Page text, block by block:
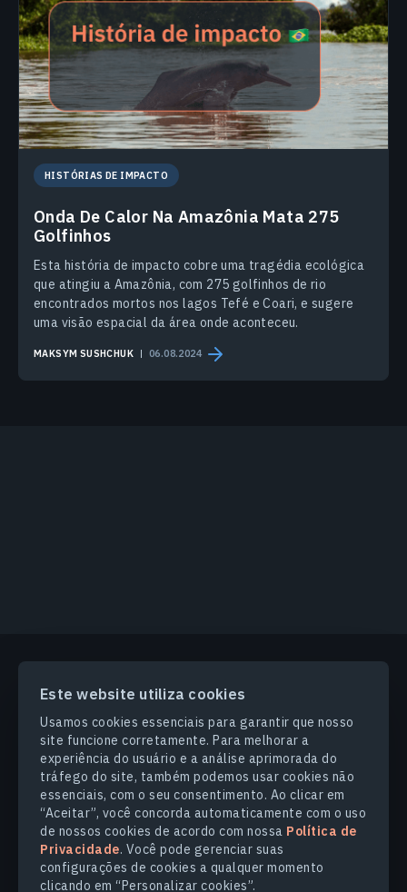
Este website utiliza cookies
Usamos cookies essenciais para garantir que nosso
site funcione corretamente. Para melhorar a
experiência do usuário e a análise aprimorada do
tráfego do site, também podemos usar cookies não
essenciais, com o seu consentimento. Ao clicar em
“Aceitar”, você concorda automaticamente com o uso
de nossos cookies de acordo com nossa Política de
Privacidade. Você pode gerenciar suas
configurações de cookies a qualquer momento
clicando em “Personalizar cookies”.
HISTÓRIAS DE IMPACTO
Onda De Calor Na Amazônia Mata 275
Golfinhos
Esta história de impacto cobre uma tragédia ecológica
que atingiu a Amazônia, com 275 golfinhos de rio
encontrados mortos nos lagos Tefé e Coari, e sugere
uma visão espacial da área onde aconteceu.
MAKSYM SUSHCHUK 06.08.2024
PRODUCTS & SOLUTIONS
SETORES
COMPANHIA
EXPLORE